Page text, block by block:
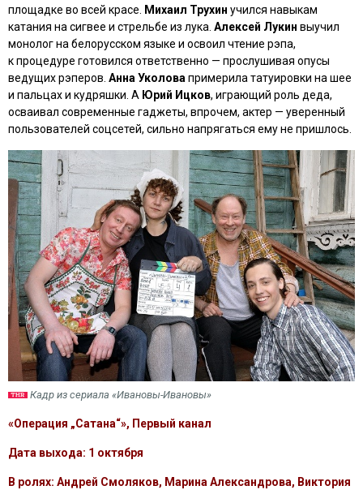
площадке во всей красе.
Михаил Трухин учился навыкам
катания на сигвее и стрельбе из лука. Алексей Лукин выучил
монолог на белорусском языке и освоил чтение рэпа,
к процедуре готовился ответственно — прослушивая опусы
ведущих рэперов. Анна Уколова примерила татуировки на шее
и пальцах и кудряшки. А Юрий Ицков, играющий роль деда,
осваивал современные гаджеты, впрочем, актер — уверенный
пользователей соцсетей, сильно напрягаться ему не пришлось.
Кадр из сериала «Ивановы-Ивановы»
«Операция „Сатана“», Первый канал
Дата выхода: 1 октября
В ролях: Андрей Смоляков, Марина Александрова, Виктория